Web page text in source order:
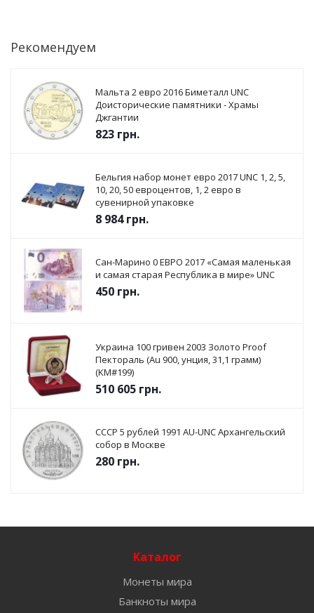
Рекомендуем
Мальта 2 евро 2016 Биметалл UNC
Доисторические памятники - Храмы
Джгантии
823 грн.
Бельгия набор монет евро 2017 UNC 1, 2, 5,
10, 20, 50 евроцентов, 1, 2 евро в
сувенирной упаковке
8 984грн.
Сан-Марино 0 ЕВРО 2017 «Самая маленькая
и самая старая Республика в мире» UNC
450 грн.
Украина 100 гривен 2003 Золото Proof
Пектораль (Au 900, унция, 31,1 грамм)
(KM#199)
510 605 грн.
СССР 5 рублей 1991 AU-UNC Архангельский
собор в Москве
280 грн.
Каталог
Монеты мира
Банкноты мира